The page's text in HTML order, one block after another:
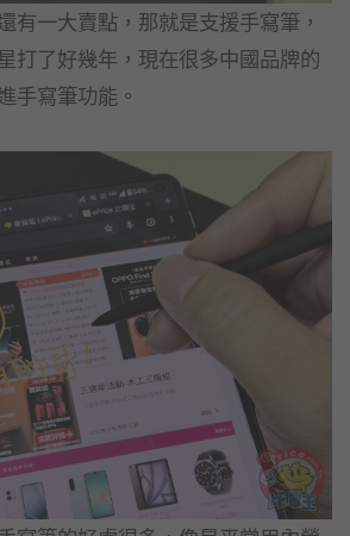
有一大賣點，那就是支援手寫筆，
打了好幾年，現在很多中國品牌的
手寫筆功能。